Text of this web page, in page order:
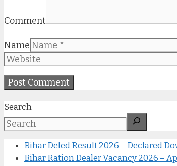
Comment
Name
Search
Bihar Deled Result 2026 – Declared
Bihar Ration Dealer Vacancy 2026 –